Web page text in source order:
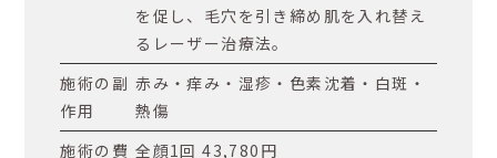
を促し、毛穴を引き締め肌を入れ替え
るレーザー治療法。
施術の副
作用
赤み・痒み・湿疹・色素沈着・白斑・
熱傷
施術の費 全顔1回 43,780円